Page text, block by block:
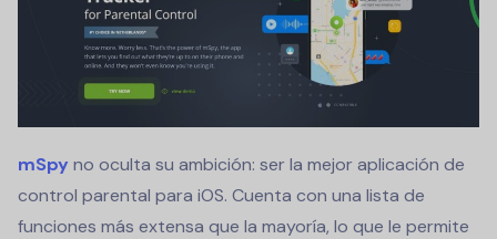
mSpy no oculta su ambición: ser la mejor aplicación de
control parental para iOS. Cuenta con una lista de
funciones más extensa que la mayoría, lo que le permite